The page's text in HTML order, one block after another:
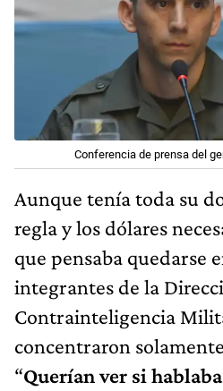
Conferencia de prensa del
Aunque tenía toda su
regla y los dólares
que pensaba quedarse
integrantes de la
Contrainteligencia
concentraron
“Querían ver si